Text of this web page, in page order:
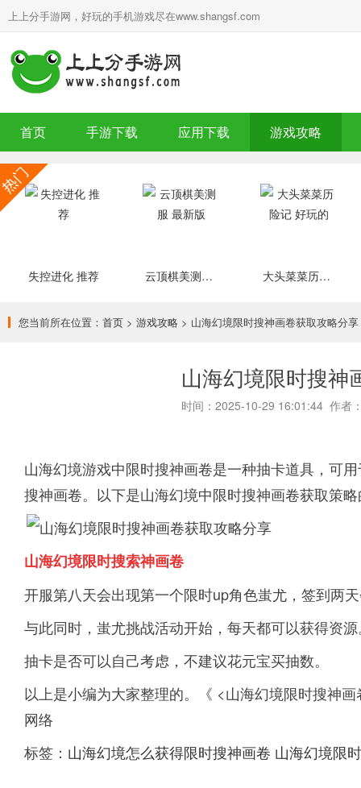
上上分手游网，好玩的手机游戏尽在www.shangsf.com
首页 手游下载 应用下载 游戏攻略
失控进化 推荐 云顶棋美测服 最新版 大头菜菜历险记 好玩的
您当前所在位置： 首页 > 游戏攻略 > 山海幻境限时搜神画卷获取攻略分享
山海幻境限时搜神
时间：2025-10-29 16:01:44 作者
山海幻境游戏中限时搜神画卷是一种抽卡道具，可
搜神画卷。以下是山海幻境中限时搜神画卷获取策
山海幻境限时搜索神画卷
开服第八天会出现第一个限时up角色蚩尤，签到两
与此同时，蚩尤挑战活动开始，每天都可以获得资
抽卡是否可以自己考虑，不建议花元宝买抽数。
以上是小编为大家整理的。《 <山海幻境限时搜神
网络
标签： 山海幻境怎么获得限时搜神画卷 山海幻境限